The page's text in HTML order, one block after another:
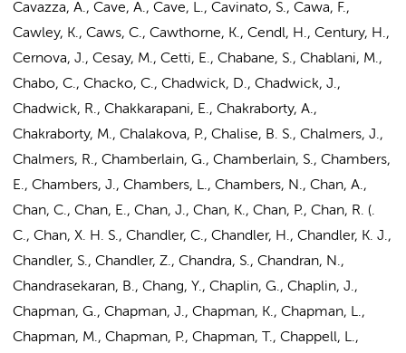
Cavazza, A., Cave, A., Cave, L., Cavinato, S., Cawa, F.,
Cawley, K., Caws, C., Cawthorne, K., Cendl, H., Century, H.,
Cernova, J., Cesay, M., Cetti, E., Chabane, S., Chablani, M.,
Chabo, C., Chacko, C., Chadwick, D., Chadwick, J.,
Chadwick, R., Chakkarapani, E., Chakraborty, A.,
Chakraborty, M., Chalakova, P., Chalise, B. S., Chalmers, J.,
Chalmers, R., Chamberlain, G., Chamberlain, S., Chambers,
E., Chambers, J., Chambers, L., Chambers, N., Chan, A.,
Chan, C., Chan, E., Chan, J., Chan, K., Chan, P., Chan, R. (.
C., Chan, X. H. S., Chandler, C., Chandler, H., Chandler, K. J.,
Chandler, S., Chandler, Z., Chandra, S., Chandran, N.,
Chandrasekaran, B., Chang, Y., Chaplin, G., Chaplin, J.,
Chapman, G., Chapman, J., Chapman, K., Chapman, L.,
Chapman, M., Chapman, P., Chapman, T., Chappell, L.,